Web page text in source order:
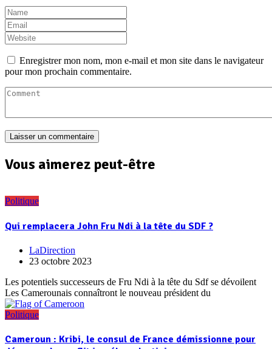
Enregistrer mon nom, mon e-mail et mon site dans le navigateur
pour mon prochain commentaire.
Vous aimerez peut-être
Politique
Qui remplacera John Fru Ndi à la tête du SDF ?
LaDirection
23 octobre 2023
Les potentiels successeurs de Fru Ndi à la tête du Sdf se dévoilent
Les Camerounais connaîtront le nouveau président du
Politique
Cameroun : Kribi, le consul de France démissionne pour